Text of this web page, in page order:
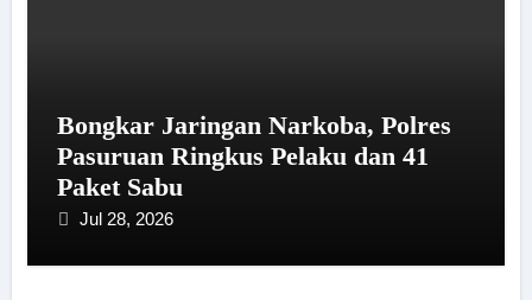
Bongkar Jaringan Narkoba, Polres
Pasuruan Ringkus Pelaku dan 41
Paket Sabu
Jul 28, 2026